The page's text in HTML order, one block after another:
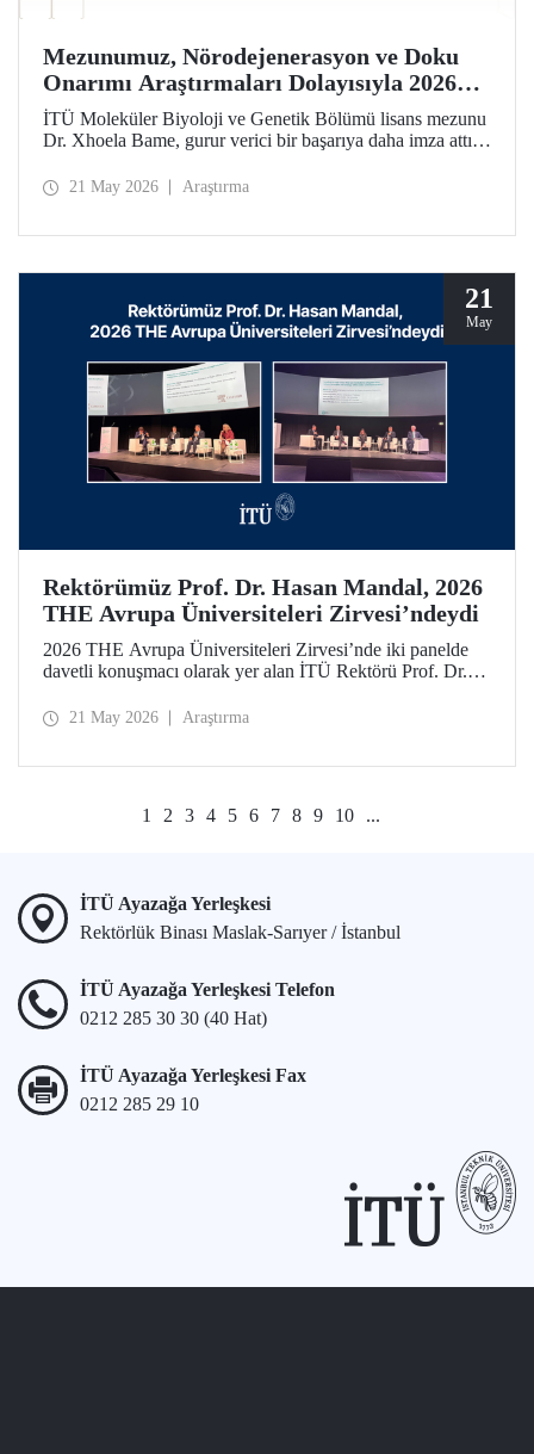
Mezunumuz, Nörodejenerasyon ve Doku
Onarımı Araştırmaları Dolayısıyla 2026
Forbes 30 Altı 30 Listesinde!
İTÜ Moleküler Biyoloji ve Genetik Bölümü lisans mezunu
Dr. Xhoela Bame, gurur verici bir başarıya daha imza attı.
çalışmaları dolayısıyla Forbes dergisinin “2026 Avrupa’nın
21 May 2026 Araştırma
21
May
Rektörümüz Prof. Dr. Hasan Mandal, 2026
THE Avrupa Üniversiteleri Zirvesi’ndeydi
2026 THE Avrupa Üniversiteleri Zirvesi’nde iki panelde
davetli konuşmacı olarak yer alan İTÜ Rektörü Prof. Dr.
katıldığı toplantıda uluslararası araştırma ve iş birliği
21 May 2026 Araştırma
1 2 3 4 5 6 7 8 9 10 ...
İTÜ Ayazağa Yerleşkesi
Rektörlük Binası Maslak-Sarıyer / İstanbul
İTÜ Ayazağa Yerleşkesi Telefon
0212 285 30 30 (40 Hat)
İTÜ Ayazağa Yerleşkesi Fax
0212 285 29 10